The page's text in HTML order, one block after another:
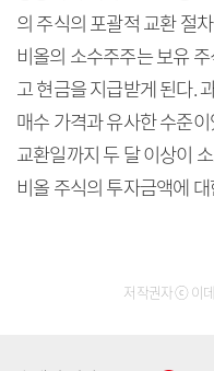
의 주식의 포괄적 교환 절
비올의 소수주주는 보유
고 현금을 지급받게 된다.
매수 가격과 유사한 수준
교환일까지 두 달 이상이
비올 주식의 투자금액에
저작권자 ⓒ 이